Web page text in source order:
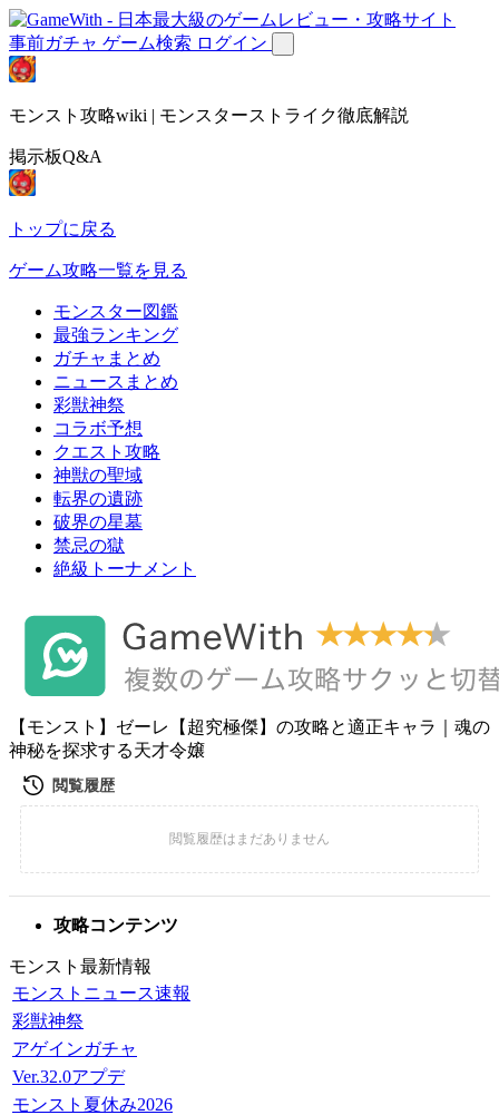
事前ガチャ ゲーム検索 ログイン
モンスト攻略wiki | モンスターストライク徹底解説
掲示板Q&A
トップに戻る
ゲーム攻略一覧を見る
モンスター図鑑
最強ランキング
ガチャまとめ
ニュースまとめ
彩獣神祭
コラボ予想
クエスト攻略
神獣の聖域
転界の遺跡
破界の星墓
禁忌の獄
絶級トーナメント
【モンスト】ゼーレ【超究極傑】の攻略と適正キャラ｜魂の
神秘を探求する天才令嬢
攻略コンテンツ
モンスト最新情報
モンストニュース速報
彩獣神祭
アゲインガチャ
Ver.32.0アプデ
モンスト夏休み2026